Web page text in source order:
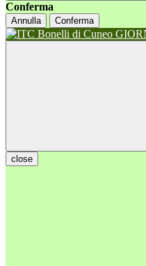
Conferma
Annulla Conferma
close